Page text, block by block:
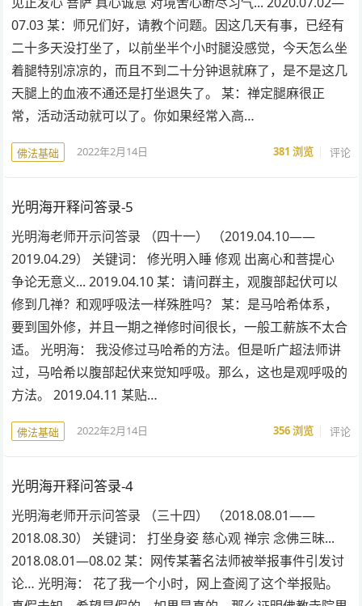
07.03 某：师兄们好，请教个问题。因这几天有事，已经有
二十多天没打坐了，以前坐半个小时腿没感觉，今天怎么坐
着腿特别凉凉的，而且不到二十分钟退就麻了，是不是这几
天腿上的血液不通还是打坐退失了。 某：禅定腿麻很正
常，活动活动就可以了。你如果经常入高…
佛法基础 2022年2月14日 381 浏览 评论
光明海开释问答录-5
光明海老师开示问答录 （四十一） （2019.04.10——
2019.04.29） 关键词： 修光明入睡 修观 出离心和菩提心
争论无意义... 2019.04.10 某：请问群主，观腹部起伏可以
修到几禅？和观呼吸法一样殊胜吗？ 某：是马哈希体系，
要到国外修，并且一期之禅修时间很长，一般工薪族不太合
适。 光明海： 我没修过马哈希的方法。但是听广超法师讲
过，马哈希以腹部起伏来觉知呼吸。那么，这也是观呼吸的
方法。 2019.04.11 某贴…
佛法基础 2022年2月14日 356浏览 评论
光明海开释问答录-4
光明海老师开示问答录 （三十四） （2018.08.01——
2018.08.30） 关键词： 打坐身姿 慈心观 禅宗 念佛三昧...
2018.08.01—08.02 某：网传某著名法师被举报事件引发讨
论… 光明海： 花了我一个小时，网上查阅了这个举报贴。